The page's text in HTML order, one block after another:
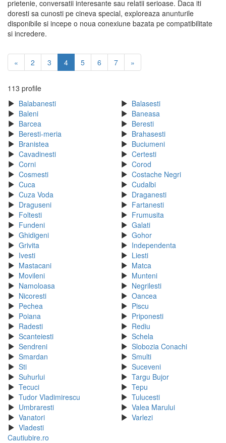
prietenie, conversatii interesante sau relatii serioase. Daca iti
doresti sa cunosti pe cineva special, exploreaza anunturile
disponibile si incepe o noua conexiune bazata pe compatibilitate
si incredere.
« 2 3 4 5 6 7 »
113 profile
Balabanesti
Balasesti
Baleni
Baneasa
Barcea
Beresti
Beresti-meria
Brahasesti
Branistea
Buciumeni
Cavadinesti
Certesti
Corni
Corod
Cosmesti
Costache Negri
Cuca
Cudalbi
Cuza Voda
Draganesti
Draguseni
Fartanesti
Foltesti
Frumusita
Fundeni
Galati
Ghidigeni
Gohor
Grivita
Independenta
Ivesti
Liesti
Mastacani
Matca
Movileni
Munteni
Namoloasa
Negrilesti
Nicoresti
Oancea
Pechea
Piscu
Poiana
Priponesti
Radesti
Rediu
Scanteiesti
Schela
Sendreni
Slobozia Conachi
Smardan
Smulti
Sti
Suceveni
Suhurlui
Targu Bujor
Tecuci
Tepu
Tudor Vladimirescu
Tulucesti
Umbraresti
Valea Marului
Vanatori
Varlezi
Vladesti
Cautiubire.ro